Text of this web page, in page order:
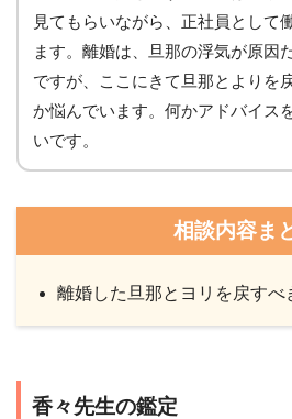
見てもらいながら、正社員として
ます。離婚は、旦那の浮気が原因
ですが、ここにきて旦那とよりを
か悩んでいます。何かアドバイス
いです。
相談内容ま
離婚した旦那とヨリを戻すべ
香々先生の鑑定